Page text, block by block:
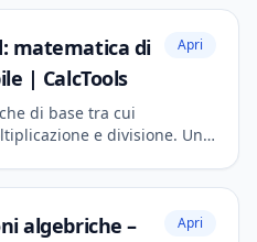
matematica di
| CalcTools
Apri
di base tra cui
e divisione. Uno
algebriche –
Apri